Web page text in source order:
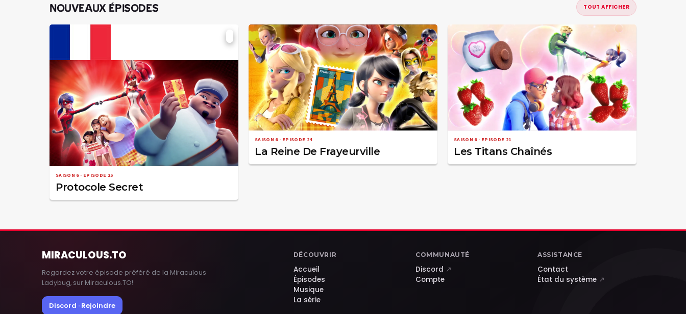
NOUVEAUX ÉPISODES TOUT AFFICHER
SAISON 6 · EPISODE 25
Protocole Secret
SAISON 6 · EPISODE 24
La Reine De Frayeurville
SAISON 6 · EPISODE 21
Les Titans Chaînés
MIRACULOUS.TO
Regardez votre épisode préféré de la Miraculous
Ladybug, sur Miraculous.TO!
Discord · Rejoindre
DÉCOUVRIR
Accueil
Épisodes
Musique
La série
COMMUNAUTÉ
Discord ↗
Compte
ASSISTANCE
Contact
État du système ↗